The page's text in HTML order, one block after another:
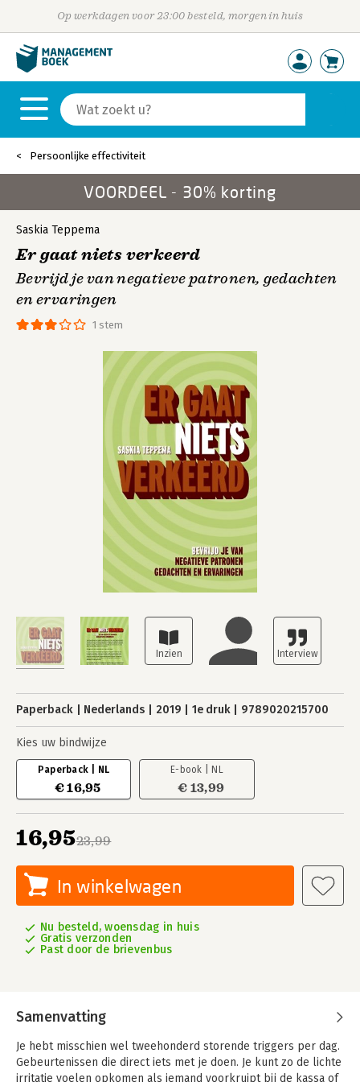
Op werkdagen voor 23:00 besteld, morgen in huis
Persoonlijke effectiviteit
VOORDEEL - 30% korting
1 stem
Saskia Teppema
Er gaat niets verkeerd
Bevrijd je van negatieve patronen, gedachten
en ervaringen
Paperback Nederlands 2019 1e druk 9789020215700
Kies uw bindwijze
Paperback | NL
€ 16,95
E-book | NL
€ 13,99
23,99
16,95
In winkelwagen
Nu besteld, woensdag in huis
Gratis verzonden
Past door de brievenbus
Samenvatting
Je hebt misschien wel tweehonderd storende triggers per dag.
Gebeurtenissen die direct iets met je doen. Je kunt zo de lichte
irritatie voelen opkomen als iemand voorkruipt bij de kassa of